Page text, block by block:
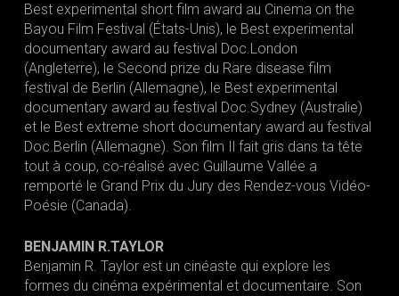
Best experimental short film award au Cinema on the
Bayou Film Festival (États-Unis), le Best experimental
documentary award au festival Doc.London
(Angleterre), le Second prize du Rare disease film
festival de Berlin (Allemagne), le Best experimental
documentary award au festival Doc.Sydney (Australie)
et le Best extreme short documentary award au festival
Doc.Berlin (Allemagne). Son film Il fait gris dans ta tête
tout à coup, co-réalisé avec Guillaume Vallée a
remporté le Grand Prix du Jury des Rendez-vous Vidéo-
Poésie (Canada).
BENJAMIN R.TAYLOR
Benjamin R. Taylor est un cinéaste qui explore les
formes du cinéma expérimental et documentaire. Son